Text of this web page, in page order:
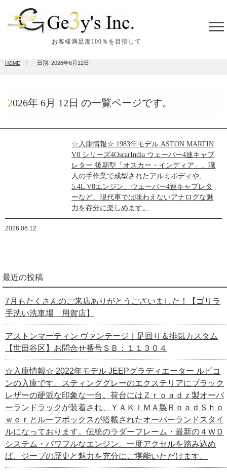
お客様満足度100％を目指して
HOME 〉 日別: 2026年6月12日
2026年 6月 12日 の一覧ページです。
☆入庫情報☆ 1983年モデル ASTON MARTIN
V8 シリーズ4OscarIndia ウェーバー4連キャブ
レター 後期型「オスカー・インディア」。職
人の手作業で成型されたアルミボディや、
5.4L V8エンジン、ウェーバー4連キャブレタ
ーなど、現代車では味わえないアナログな魅
力を存分に楽しめます。
2026.06.12
最近の投稿
7月もたくさんのご来店ありがとうございました！【ゴリラ
手洗い洗車場 用賀店】
アストンマーティン ヴァンテージ｜足回り＆排気カスタム
【世田谷区】お問合せ番号ＳＢ：１１３０４
☆入庫情報☆ 2022年モデル JEEPグラディエーター ルビコ
ンの入庫です。スティンググレーのエクステリアにブラック
レザーの硬派な印象な一台。荷台にはＺｒｏａｄｚ製オーバ
ーランドラックが装着され、ＹＡＫＩＭＡ製ＲｏａｄＳｈｏ
ｗｅｒとルーフボックスが搭載されたオーバーランドスタイ
ルになっております。伝統のラダーフレーム・最新の４ＷＤ
システム・パワフルなエンジン。一度アクセルを踏み込め
ば、ジープの歴史と魅力を充分にご堪能いただけます。